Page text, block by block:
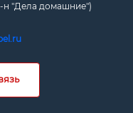
н "Дела домашние")